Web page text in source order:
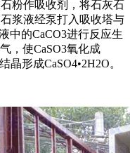
粉作吸收剂，将石灰石
浆液经泵打入吸收塔与
中的CaCO3进行反应生
，使CaSO3氧化成
晶形成CaSO4•2H2O。